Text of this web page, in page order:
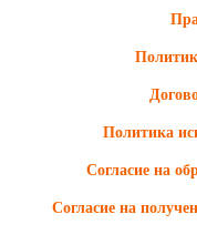
Политика
Согласие на
Согласие на